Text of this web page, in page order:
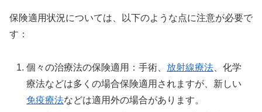
保険適用状況については、以下のような点に注意が必要で
す：
個々の治療法の保険適用：手術、 放射線療法 、化学
療法などは多くの場合保険適用されますが、新しい
免疫療法などは適用外の場合があります。